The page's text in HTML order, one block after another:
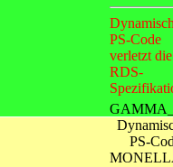
PS-Code
verletzt die
RDS-
PS-